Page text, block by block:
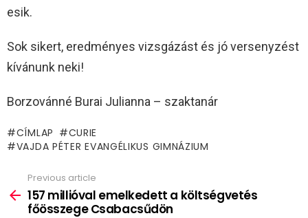
esik.
Sok sikert, eredményes vizsgázást és jó versenyzést
kívánunk neki!
Borzovánné Burai Julianna – szaktanár
CÍMLAP
CURIE
VAJDA PÉTER EVANGÉLIKUS GIMNÁZIUM
more
Previous article
157 millióval emelkedett a költségvetés
főösszege Csabacsűdön